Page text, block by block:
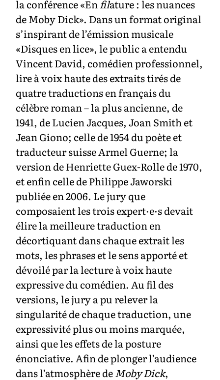
la conférence «Enfilature : les nuances
de Moby Dick». Dans un format original
s’inspirant de l’émission musicale
«Disques en lice», le public a entendu
Vincent David, comédien professionnel,
lire à voix haute des extraits tirés de
quatre traductions en français du
célèbre roman – la plus ancienne, de
1941, de Lucien Jacques, Joan Smith et
Jean Giono; celle de 1954 du poète et
traducteur suisse Armel Guerne; la
version de Henriette Guex-Rolle de 1970,
et enfin celle de Philippe Jaworski
publiée en 2006. Le jury que
composaient les trois expert·e·s devait
élire la meilleure traduction en
décortiquant dans chaque extrait les
mots, les phrases et le sens apporté et
dévoilé par la lecture à voix haute
expressive du comédien. Au fil des
versions, le jury a pu relever la
singularité de chaque traduction, une
expressivité plus ou moins marquée,
ainsi que les effets de la posture
énonciative. Afin de plonger l’audience
dans l’atmosphère deMoby Dick,